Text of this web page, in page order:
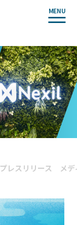
MENU
プレスリリース メ